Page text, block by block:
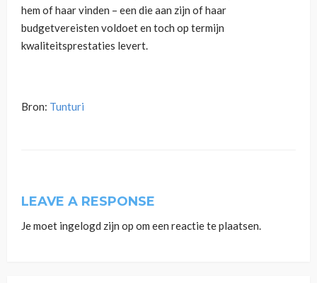
hem of haar vinden – een die aan zijn of haar
budgetvereisten voldoet en toch op termijn
kwaliteitsprestaties levert.
Bron: Tunturi
LEAVE A RESPONSE
Je moet ingelogd zijn op om een reactie te plaatsen.